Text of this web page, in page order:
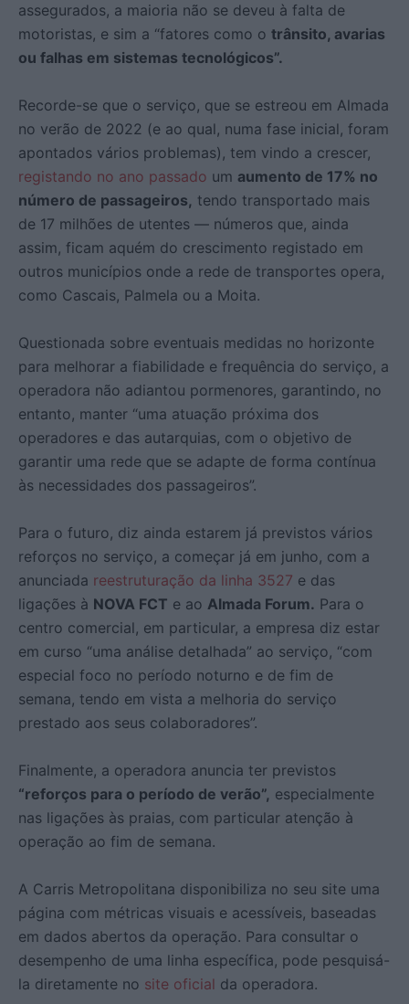
assegurados, a maioria não se deveu à falta de
motoristas, e sim a “fatores como o trânsito, avarias
ou falhas em sistemas tecnológicos”.
Recorde-se que o serviço, que se estreou em Almada
no verão de 2022 (e ao qual, numa fase inicial, foram
apontados vários problemas), tem vindo a crescer,
registando no ano passado um aumento de 17% no
número de passageiros, tendo transportado mais
de 17 milhões de utentes — números que, ainda
assim, ficam aquém do crescimento registado em
outros municípios onde a rede de transportes opera,
como Cascais, Palmela ou a Moita.
Questionada sobre eventuais medidas no horizonte
para melhorar a fiabilidade e frequência do serviço, a
operadora não adiantou pormenores, garantindo, no
entanto, manter “uma atuação próxima dos
operadores e das autarquias, com o objetivo de
garantir uma rede que se adapte de forma contínua
às necessidades dos passageiros”.
Para o futuro, diz ainda estarem já previstos vários
reforços no serviço, a começar já em junho, com a
anunciada reestruturação da linha 3527 e das
ligações à NOVA FCT e ao Almada Forum. Para o
centro comercial, em particular, a empresa diz estar
em curso “uma análise detalhada” ao serviço, “com
especial foco no período noturno e de fim de
semana, tendo em vista a melhoria do serviço
prestado aos seus colaboradores”.
Finalmente, a operadora anuncia ter previstos
“reforços para o período de verão”, especialmente
nas ligações às praias, com particular atenção à
operação ao fim de semana.
A Carris Metropolitana disponibiliza no seu site uma
página com métricas visuais e acessíveis, baseadas
em dados abertos da operação. Para consultar o
desempenho de uma linha específica, pode pesquisá-
la diretamente no site oficial da operadora.